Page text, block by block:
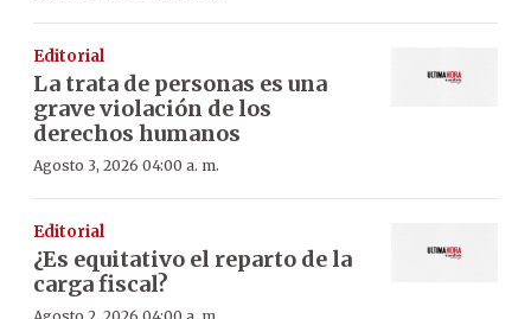
Editorial
La trata de personas es una
grave violación de los
derechos humanos
Agosto 3, 2026 04:00 a. m.
Editorial
¿Es equitativo el reparto de la
carga fiscal?